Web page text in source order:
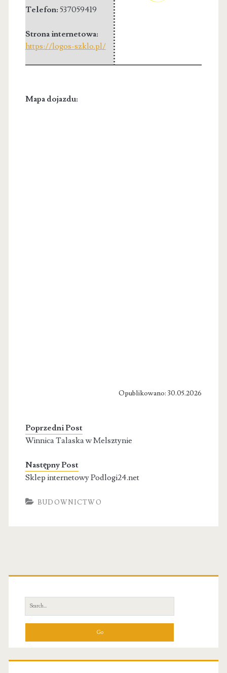
Telefon: 537059419
Strona internetowa:
https://logos-szklo.pl/
Mapa dojazdu:
Opublikowano: 30.05.2026
Poprzedni Post
Winnica Talaska w Melsztynie
Następny Post
Sklep internetowy Podlogi24.net
BUDOWNICTWO
Primary
Sidebar
Search
for: